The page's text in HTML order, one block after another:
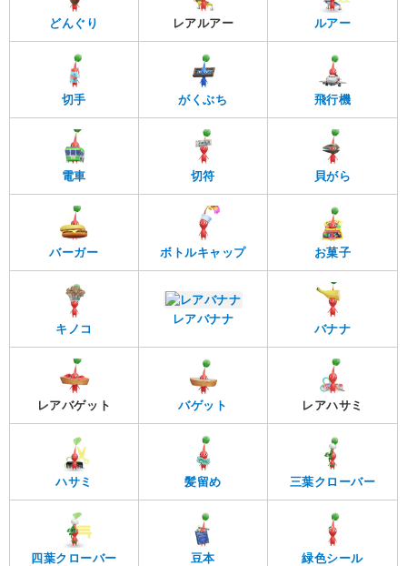
どんぐり レアルアー ルアー
切手 がくぶち 飛行機
電車 切符 貝がら
バーガー ボトルキャップ お菓子
キノコ
レアバナナ
バナナ
レアバゲット バゲット レアハサミ
ハサミ 髪留め 三葉クローバー
四葉クローバー 豆本 緑色シール